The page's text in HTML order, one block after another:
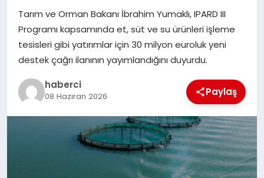
SAĞLIK
SIYASET
SPOR
Tarım ve Orman Bakanı İbrahim Yumaklı, IPARD III
Programı kapsamında et, süt ve su ürünleri işleme
tesisleri gibi yatırımlar için 30 milyon euroluk yeni
destek çağrı ilanının yayımlandığını duyurdu.
haberci
08 Haziran 2026 Paylaş